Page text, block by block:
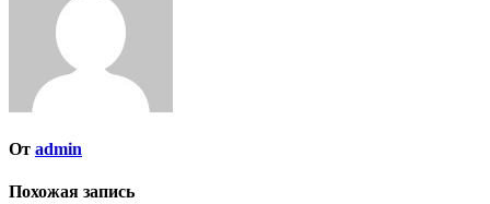
От admin
Похожая запись